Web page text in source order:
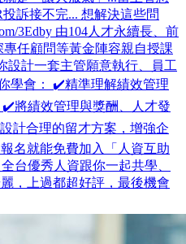
訴接不完... 想解決這些問
3Edby 由104人才永續長、前
任顧問等黃金陣容親自授課
設計一套主管願意執行、員工
學會： ✔️精準理解績效管理
將績效管理與獎酬、人才發
計合理的留才方案，增強企
名就能免費加入「人資互助
台優秀人資跟你一起共學、
，上過都超好評，最後機會